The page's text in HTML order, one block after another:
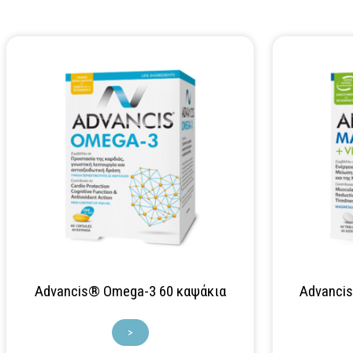
Advancis® Omega-3 60 καψάκια
>